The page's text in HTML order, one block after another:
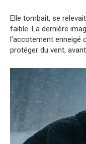
Elle tombait, se
faible. La dernière
l’accotement enneigé
protéger du vent,